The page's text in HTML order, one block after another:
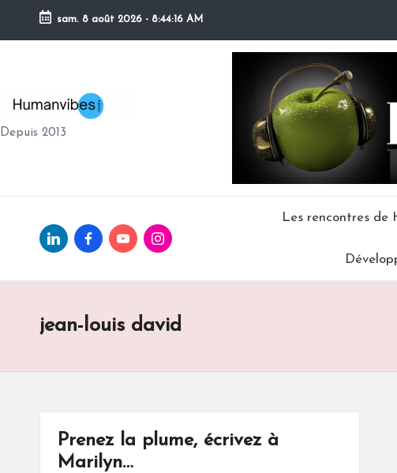
Skip
sam. 8 août 2026 - 8:44:17 AM
H
U
V
Depuis 2013
Linkedin.comfacebook.com
Youtube.comInstagram.com
Les rencontres de
jean-louis david
Prenez la plume, écrivez à
Marilyn…